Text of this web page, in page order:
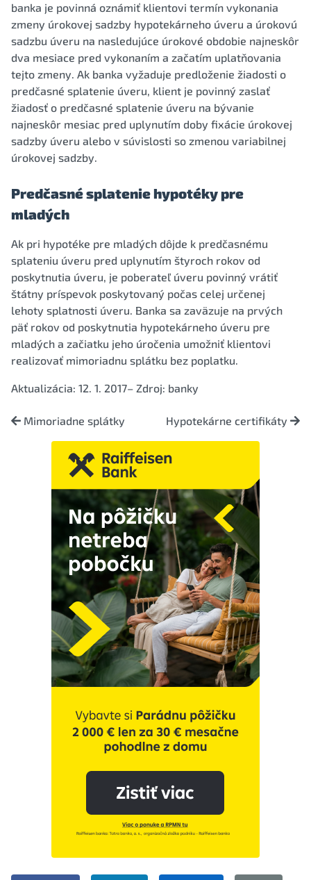
banka je povinná oznámiť klientovi termín vykonania
zmeny úrokovej sadzby hypotekárneho úveru a úrokovú
sadzbu úveru na nasledujúce úrokové obdobie najneskôr
dva mesiace pred vykonaním a začatím uplatňovania
tejto zmeny. Ak banka vyžaduje predloženie žiadosti o
predčasné splatenie úveru, klient je povinný zaslať
žiadosť o predčasné splatenie úveru na bývanie
najneskôr mesiac pred uplynutím doby fixácie úrokovej
sadzby úveru alebo v súvislosti so zmenou variabilnej
úrokovej sadzby.
Predčasné splatenie hypotéky pre
mladých
Ak pri hypotéke pre mladých dôjde k predčasnému
splateniu úveru pred uplynutím štyroch rokov od
poskytnutia úveru, je poberateľ úveru povinný vrátiť
štátny príspevok poskytovaný počas celej určenej
lehoty splatnosti úveru. Banka sa zaväzuje na prvých
päť rokov od poskytnutia hypotekárneho úveru pre
mladých a začiatku jeho úročenia umožniť klientovi
realizovať mimoriadnu splátku bez poplatku.
Aktualizácia: 12. 1. 2017– Zdroj: banky
Mimoriadne splátky Hypotekárne certifikáty